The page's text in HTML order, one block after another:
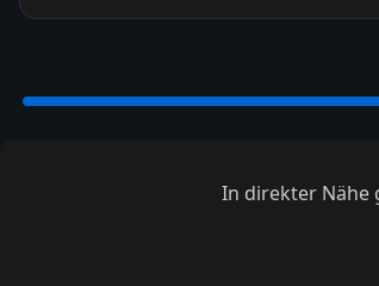
In direkter Nähe